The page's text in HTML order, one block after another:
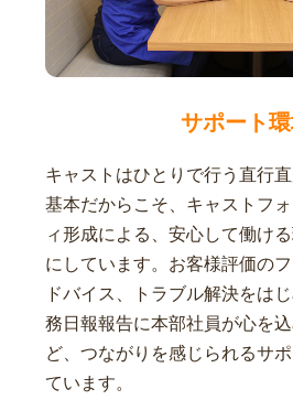
サポート
キャストはひとりで行う直行
基本だからこそ、キャストフ
ィ形成による、安心して働け
にしています。お客様評価の
ドバイス、トラブル解決をは
務日報報告に本部社員が心を
ど、つながりを感じられるサ
ています。